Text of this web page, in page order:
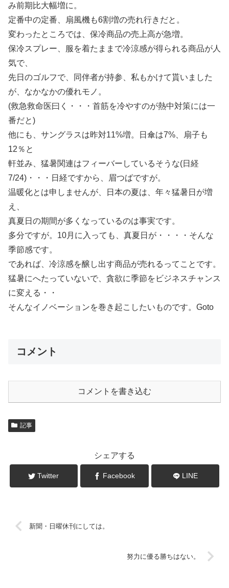
み前期比大幅増に。
定番中の定番、扇風機も6割増の売れ行きだと。
変わったところでは、保冷商品の売上高が急増。
保冷スプレー、服を着たままで冷涼感が得られる商品が人
気で、
先日のゴルフで、同伴者が持参、私もかけて貰いました
が、なかなかの優れモノ。
(救急救命医曰く・・・首筋を冷やすのが熱中対策には一
番だと)
他にも、サングラスは昨対11%増。日傘は7%、扇子も
12％と
軒並み、猛暑関連はフィーバーしているそうな(日経
7/24)・・・日経ですから、眉つばですが。
温暖化とは申しませんが、日本の夏は、年々猛暑日が増
え、
真夏日の期間が多くなっているのは事実です。
多分ですが。10月に入っても、真夏日が・・・・そんな
季節感です。
であれば、冷涼感を醸し出す商品が売れるってことです。
猛暑にへたっていないで、貪欲に季節をビジネスチャンス
に変える・・
そんなイノベーションを巻き起こしたいものです。Goto
コメント
コメントを書き込む
記事
シェアする
Twitter Facebook LINE
新聞・日曜休刊にしては。
努力に優る勝ちはない。